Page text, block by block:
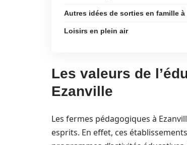
Autres idées de sorties en famille à
Loisirs en plein air
Les valeurs de
Ezanville
Les fermes pédagogiques à
esprits. En effet, ces